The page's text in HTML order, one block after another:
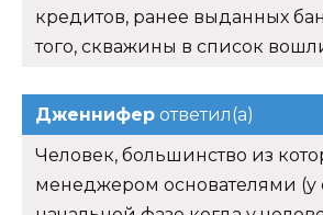
кредитов, ранее выданных
того, скважины в список
Дженнифер ответил(а)
Человек, большинство из
менеджером основателями (у